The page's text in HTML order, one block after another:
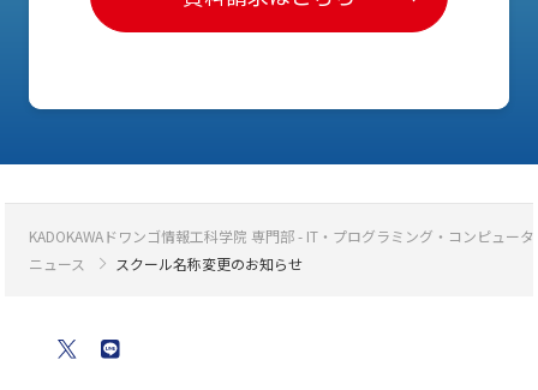
KADOKAWAドワンゴ情報工科学院 専門部 - IT・プログラミング・コンピュー
ニュース
スクール名称変更のお知らせ